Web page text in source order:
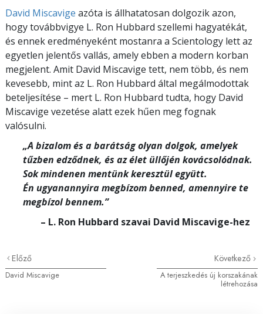
David Miscavige azóta is állhatatosan dolgozik azon,
hogy továbbvigye L. Ron Hubbard szellemi hagyatékát,
és ennek eredményeként mostanra a Scientology lett az
egyetlen jelentős vallás, amely ebben a modern korban
megjelent. Amit David Miscavige tett, nem több, és nem
kevesebb, mint az L. Ron Hubbard által megálmodottak
beteljesítése – mert L. Ron Hubbard tudta, hogy David
Miscavige vezetése alatt ezek hűen meg fognak
valósulni.
„A bizalom és a barátság olyan dolgok, amelyek
tűzben edződnek, és az élet üllőjén kovácsolódnak.
Sok mindenen mentünk keresztül együtt.
Én ugyanannyira megbízom benned, amennyire te
megbízol bennem.”
– L. Ron Hubbard szavai David Miscavige-hez
Előző
David Miscavige
Következő
A terjeszkedés új korszakának
létrehozása